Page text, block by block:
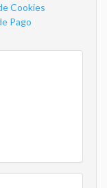
Cookies
Pago